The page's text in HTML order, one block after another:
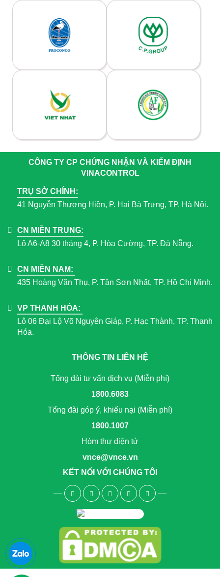
CÔNG TY CP CHỨNG NHẬN VÀ KIỂM ĐỊNH
VINACONTROL
TRỤ SỞ CHÍNH:
41 Nguyễn Thượng Hiền, P. Hai Bà Trưng, TP. Hà Nội.
CN MIỀN TRUNG:
Lô A6-A8 30 tháng 4, P. Hòa Cường, TP. Đà Nẵng.
CN MIỀN NAM:
435 Hoàng Văn Thụ, P. Tân Sơn Nhất, TP. Hồ Chí Minh.
VP THANH HÓA:
Lô 06 Đại Lộ Võ Nguyên Giáp, P. Hạc Thành, TP. Thanh
Hóa.
THÔNG TIN LIÊN HỆ
Tổng đài tư vấn dịch vụ (Miễn phí)
1800.6083
Tổng đài góp ý, khiếu nại (Miễn phí)
1800.1007
Hòm thư điện tử
vnce@vnce.vn
KẾT NỐI VỚI CHÚNG TÔI